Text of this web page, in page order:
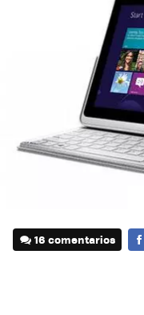
16 comentarios